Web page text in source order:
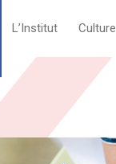
L’Institut Culture